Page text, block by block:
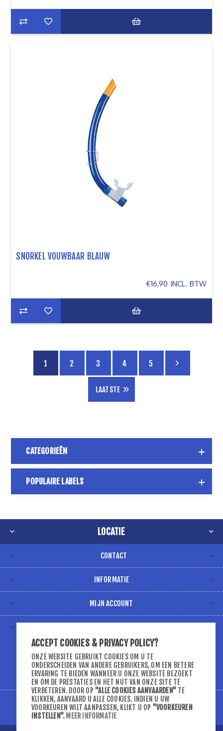
SNORKEL VOUWBAAR BLAUW
€16,90 INCL. BTW
1 2 3 4 5
LAATSTE
CATEGORIEËN
POPULAIRE LABELS
LOCATIE
CONTACT
INFORMATIE
MIJN ACCOUNT
ACCEPT COOKIES & PRIVACY POLICY?
ONZE WEBSITE GEBRUIKT COOKIES OM U TE
ONDERSCHEIDEN VAN ANDERE GEBRUIKERS, OM EEN BETERE
ERVARING TE BIEDEN WANNEER U ONZE WEBSITE BEZOEKT
EN OM DE PRESTATIES EN HET NUT VAN ONZE SITE TE
VERBETEREN. DOOR OP "ALLE COOKIES AANVAARDEN" TE
KLIKKEN, AANVAARD U ALLE COOKIES. INDIEN U UW
VOORKEUREN WILT AANPASSEN, KLIKT U OP "VOORKEUREN
INSTELLEN". MEER INFORMATIE